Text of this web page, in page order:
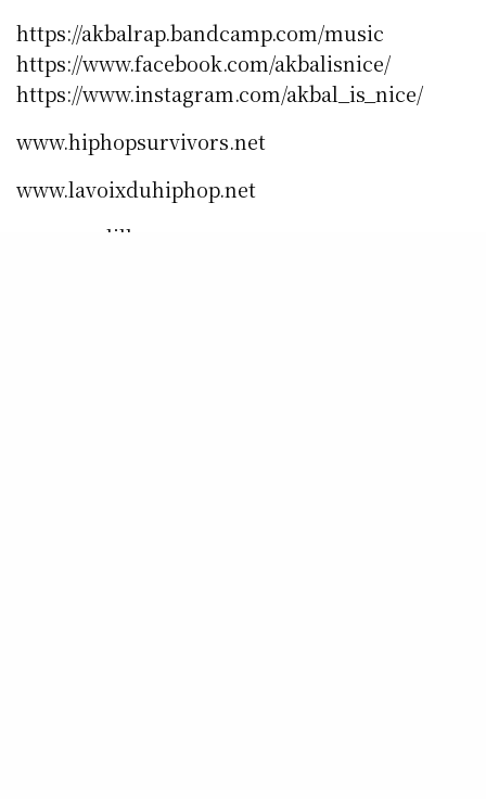
https://akbalrap.bandcamp.com/music
https://www.facebook.com/akbalisnice/
https://www.instagram.com/akbal_is_nice/
www.hiphopsurvivors.net
www.lavoixduhiphop.net
www.rcv-lille.com